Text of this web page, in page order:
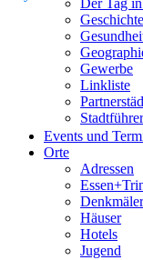
Der Tag
Geschichte
Gewerbe
Linkliste
Stadtplan
Sport
Who is
Wohnen
Events und
Orte
Adressen
Denkmäler
Häuser
Hotels
Jugend